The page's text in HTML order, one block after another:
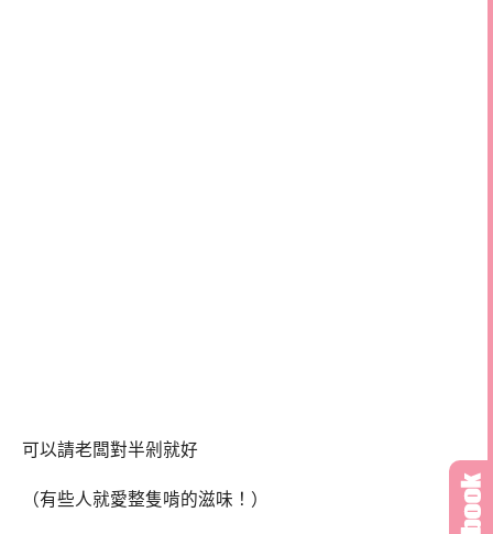
可以請老闆對半剁就好
（有些人就愛整隻啃的滋味！）